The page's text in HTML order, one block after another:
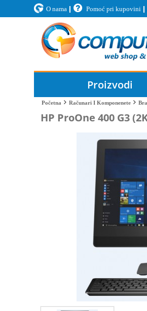
O nama Pomoć pri kupovini
Proizvodi
Početna Računari I Komponenete
HP ProOne 400 G3